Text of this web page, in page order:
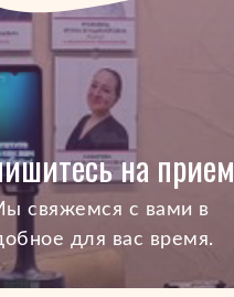
на прием
свяжемся с вами в
для вас время.